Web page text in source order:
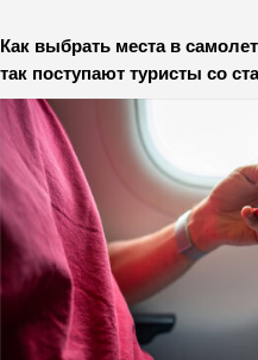
Как выбрать места в
так поступают туристы со